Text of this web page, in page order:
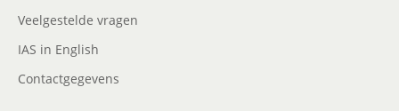
Veelgestelde vragen
IAS in English
Contactgegevens